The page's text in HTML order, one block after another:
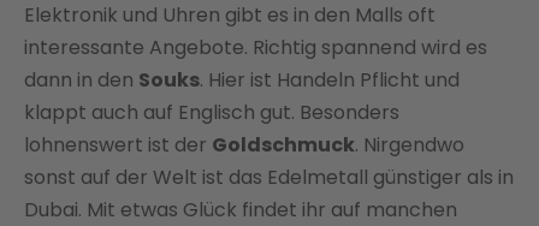
Elektronik und Uhren gibt es in den Malls oft
interessante Angebote. Richtig spannend wird es
dann in den Souks. Hier ist Handeln Pflicht und
klappt auch auf Englisch gut. Besonders
lohnenswert ist der Goldschmuck. Nirgendwo
sonst auf der Welt ist das Edelmetall günstiger als in
Dubai. Mit etwas Glück findet ihr auf manchen